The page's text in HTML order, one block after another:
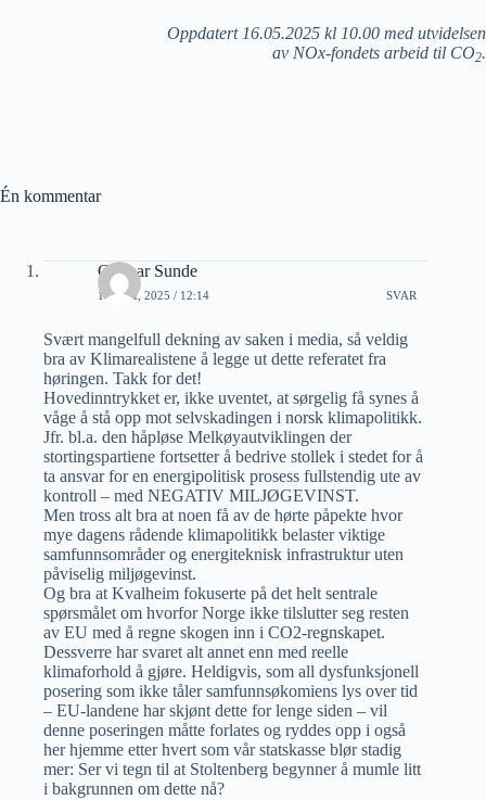
Oppdatert 16.05.2025 kl 10.00 med utvidelsen
av NOx-fondets arbeid til CO2.
Én kommentar
Gunnar Sunde
18 MAI, 2025 / 12:14 SVAR
Svært mangelfull dekning av saken i media, så veldig
bra av Klimarealistene å legge ut dette referatet fra
høringen. Takk for det!
Hovedinntrykket er, ikke uventet, at sørgelig få synes å
våge å stå opp mot selvskadingen i norsk klimapolitikk.
Jfr. bl.a. den håpløse Melkøyautviklingen der
stortingspartiene fortsetter å bedrive stollek i stedet for å
ta ansvar for en energipolitisk prosess fullstendig ute av
kontroll – med NEGATIV MILJØGEVINST.
Men tross alt bra at noen få av de hørte påpekte hvor
mye dagens rådende klimapolitikk belaster viktige
samfunnsområder og energiteknisk infrastruktur uten
påviselig miljøgevinst.
Og bra at Kvalheim fokuserte på det helt sentrale
spørsmålet om hvorfor Norge ikke tilslutter seg resten
av EU med å regne skogen inn i CO2-regnskapet.
Dessverre har svaret alt annet enn med reelle
klimaforhold å gjøre. Heldigvis, som all dysfunksjonell
posering som ikke tåler samfunnsøkomiens lys over tid
– EU-landene har skjønt dette for lenge siden – vil
denne poseringen måtte forlates og ryddes opp i også
her hjemme etter hvert som vår statskasse blør stadig
mer: Ser vi tegn til at Stoltenberg begynner å mumle litt
i bakgrunnen om dette nå?